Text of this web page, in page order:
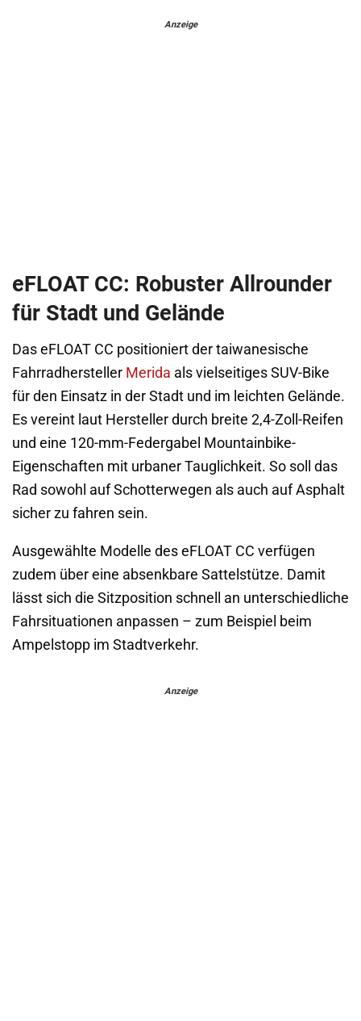
Anzeige
eFLOAT CC: Robuster Allrounder
für Stadt und Gelände
Das eFLOAT CC positioniert der taiwanesische
Fahrradhersteller Merida als vielseitiges SUV-Bike
für den Einsatz in der Stadt und im leichten Gelände.
Es vereint laut Hersteller durch breite 2,4-Zoll-Reifen
und eine 120-mm-Federgabel Mountainbike-
Eigenschaften mit urbaner Tauglichkeit. So soll das
Rad sowohl auf Schotterwegen als auch auf Asphalt
sicher zu fahren sein.
Ausgewählte Modelle des eFLOAT CC verfügen
zudem über eine absenkbare Sattelstütze. Damit
lässt sich die Sitzposition schnell an unterschiedliche
Fahrsituationen anpassen – zum Beispiel beim
Ampelstopp im Stadtverkehr.
Anzeige